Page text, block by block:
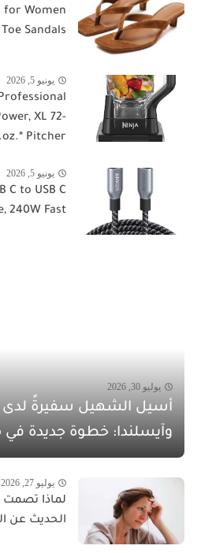
for Women
Sandals...
يونيو 5, 2026
XL 72-
oz.* Pitcher...
يونيو 5, 2026
C to USB C
240W Fast...
يوليو 30, 2026
أسيل الشهيل سفيرةً لدى
وآيسلندا: خطوة جديدة
يوليو 27, 2026
لماذا
الحديث عن